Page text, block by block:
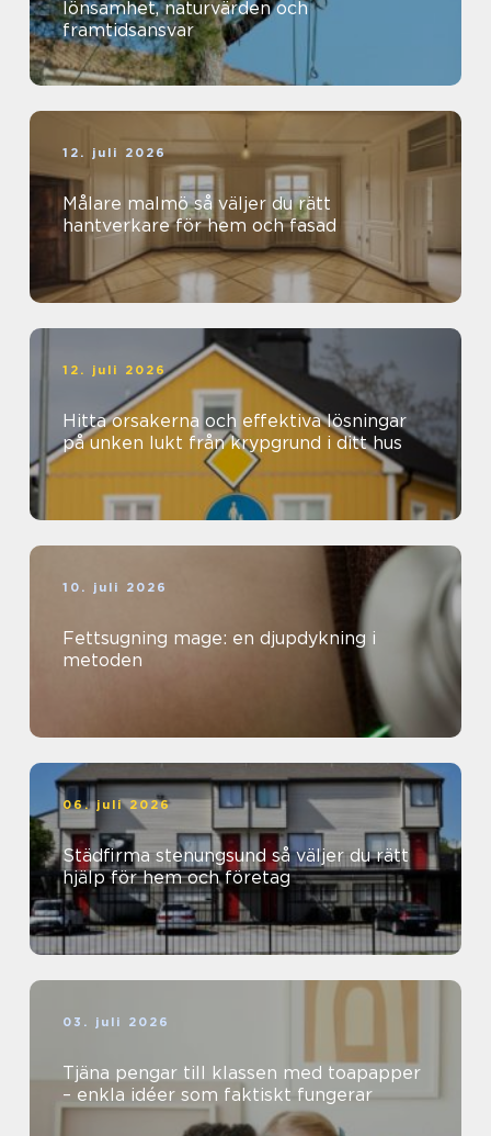
lönsamhet, naturvärden och
framtidsansvar
12. juli 2026
Målare malmö så väljer du rätt
hantverkare för hem och fasad
12. juli 2026
Hitta orsakerna och effektiva lösningar
på unken lukt från krypgrund i ditt hus
10. juli 2026
Fettsugning mage: en djupdykning i
metoden
06. juli 2026
Städfirma stenungsund så väljer du rätt
hjälp för hem och företag
03. juli 2026
Tjäna pengar till klassen med toapapper
– enkla idéer som faktiskt fungerar